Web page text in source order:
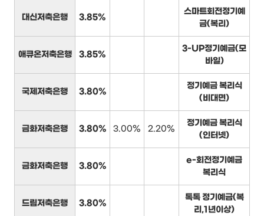
대신저축은행 3.85%
스마트회전정기예
금(복리)
애큐온저축은행 3.85%
3-UP정기예금(모
바일)
국제저축은행 3.80%
정기예금 복리식
(비대면)
금화저축은행 3.80% 3.00% 2.20%
정기예금 복리식
(인터넷)
금화저축은행 3.80%
e-회전정기예금
복리식
드림저축은행 3.80%
톡톡 정기예금(복
리,1년이상)